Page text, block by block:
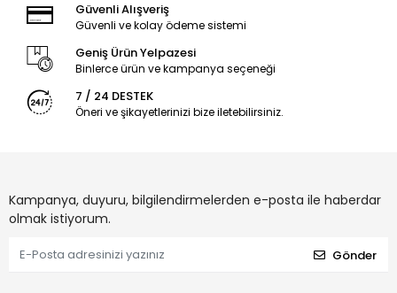
Güvenli Alışveriş
Güvenli ve kolay ödeme sistemi
Geniş Ürün Yelpazesi
Binlerce ürün ve kampanya seçeneği
7 / 24 DESTEK
Öneri ve şikayetlerinizi bize iletebilirsiniz.
Kampanya, duyuru, bilgilendirmelerden e-posta ile haberdar
olmak istiyorum.
Gönder